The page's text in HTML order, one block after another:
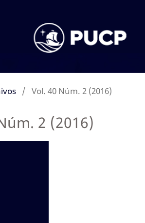
/ Vol. 40 Núm. 2 (2016)
2 (2016)